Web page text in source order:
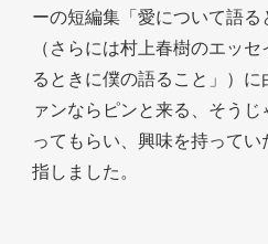
ーの短編集「愛について語る
（さらには村上春樹のエッ
るときに僕の語ること」）
ァンならピンと来る、そう
ってもらい、興味を持って
指しました。